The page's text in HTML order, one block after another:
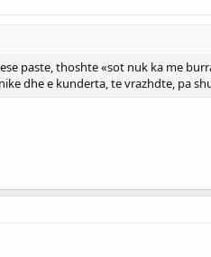
paste, thoshte «sot nuk ka me
dhe e kunderta, te vrazhdte, pa